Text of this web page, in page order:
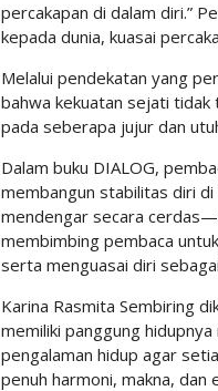
percakapan di dalam diri.”
kepada dunia, kuasai
Melalui pendekatan yang
bahwa kekuatan sejati
pada seberapa jujur dan
Dalam buku DIALOG,
membangun stabilitas diri
mendengar secara
membimbing pembaca
serta menguasai diri
Karina Rasmita Sembiring
memiliki panggung
pengalaman hidup agar
penuh harmoni, makna, dan